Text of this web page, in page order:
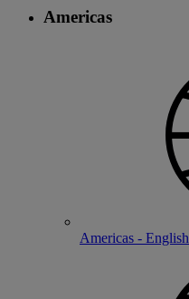
Americas
Americas - English